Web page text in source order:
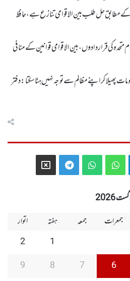
کے مطابق حل طلب بین الاقوامی تنازع ہے، حافظ
متحدہ کی قراردادوں، بین الاقوامی قوانین کے منافی
پھیلا کر اپنے مظالم سے توجہ نہیں ہٹا سکتا: دفتر
WhatsApp
WhatsApp
Telegram
X
2026
جمعرات جمعہ ہفتہ
اتوار
1
2
6
7
8
9